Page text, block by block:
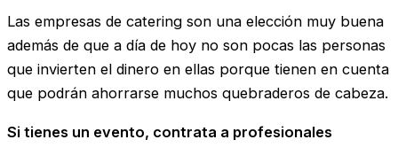
Las empresas de catering son una elección muy buena
además de que a día de hoy no son pocas las personas
que invierten el dinero en ellas porque tienen en cuenta
que podrán ahorrarse muchos quebraderos de cabeza.
Si tienes un evento, contrata a profesionales